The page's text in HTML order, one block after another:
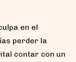
en el
perder la
contar con un